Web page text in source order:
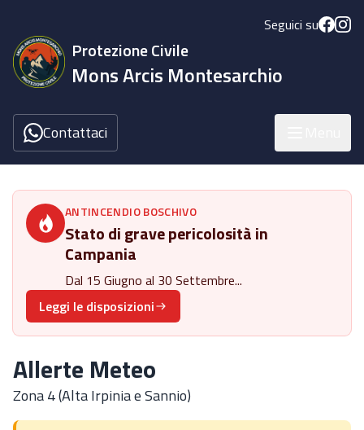
Protezione Civile
Mons Arcis Montesarchio
Seguici su
Contattaci
ANTINCENDIO BOSCHIVO
Stato di grave pericolosità in
Campania
Dal 15 Giugno al 30 Settembre...
Leggi le disposizioni
Allerte Meteo
Zona 4 (Alta Irpinia e Sannio)